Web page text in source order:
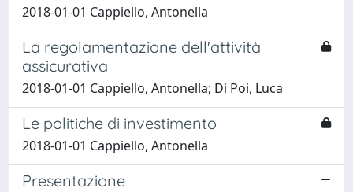
2018-01-01 Cappiello, Antonella
La regolamentazione dell'attività
assicurativa
2018-01-01 Cappiello, Antonella; Di Poi, Luca
Le politiche di investimento
2018-01-01 Cappiello, Antonella
Presentazione